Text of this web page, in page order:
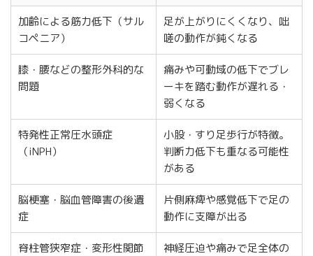
加齢による筋力低下（サル
コペニア）
足が上がりにくくなり、咄
嗟の動作が鈍くなる
膝・腰などの整形外科的な
問題
痛みや可動域の低下でブレ
ーキを踏む動作が遅れる・
弱くなる
特発性正常圧水頭症
（iNPH）
小股・すり足歩行が特徴。
判断力低下も重なる可能性
がある
脳梗塞・脳血管障害の後遺
症
片側麻痺や感覚低下で足の
動作に支障が出る
脊柱管狭窄症・変形性関節
神経圧迫や痛みで足全体の